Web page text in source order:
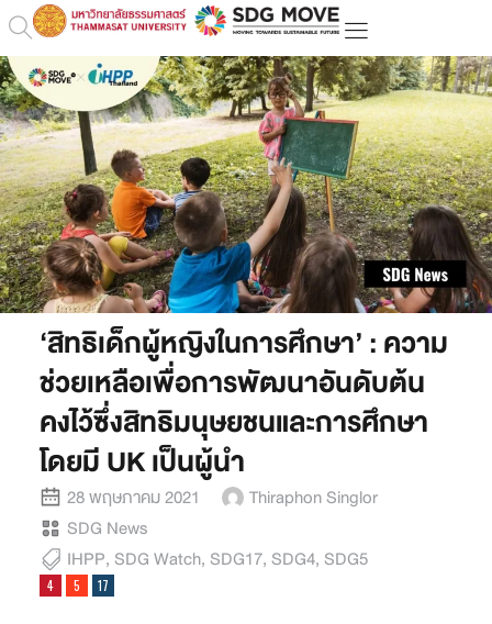
‘สิทธิเด็กผู้หญิงในการศึกษา’ : ความ
ช่วยเหลือเพื่อการพัฒนาอันดับต้น
คงไว้ซึ่งสิทธิมนุษยชนและการศึกษา
โดยมี UK เป็นผู้นำ
28 พฤษภาคม 2021
Thiraphon Singlor
SDG News
IHPP, SDG Watch, SDG17, SDG4, SDG5